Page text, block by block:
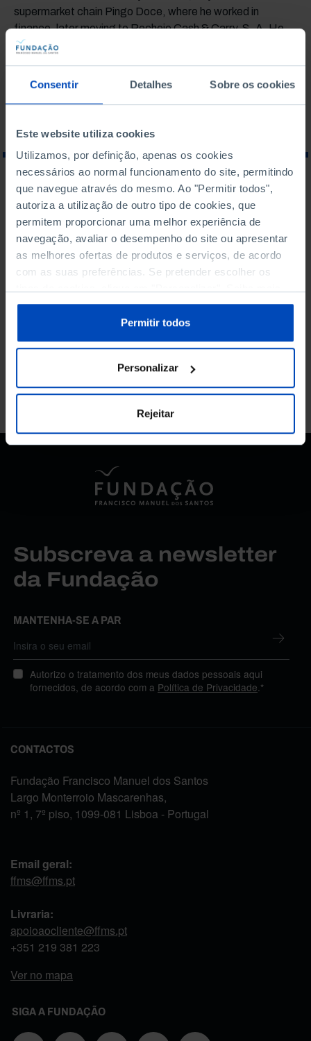
Consentir Detalhes Sobre os cookies
Este website utiliza cookies
Utilizamos, por definição, apenas os cookies
necessários ao normal funcionamento do site, permitindo
que navegue através do mesmo. Ao "Permitir todos",
autoriza a utilização de outro tipo de cookies, que
permitem proporcionar uma melhor experiência de
navegação, avaliar o desempenho do site ou apresentar
as melhores ofertas de produtos e serviços, de acordo
com as suas preferências. Se pretender escolher os
sobre cookies através da gestão de preferências ou da
Política de Cookies.
Permitir todos
Personalizar
Rejeitar
supermarket chain Pingo Doce, where he worked in
finance, later moving to Recheio Cash & Carry, S. A. He
was controller for Grupo JMR. He is currently president of
O QUE PROCURA?
Para pesquisar uma expressão coloque-a entre aspas
Não foram encontrados
resultados para esta
Subscreva a newsletter
da Fundação
MANTENHA-SE A PAR
Autorizo o tratamento dos meus dados pessoais aqui
fornecidos, de acordo com a Política de Privacidade .*
CONTACTOS
Fundação Francisco Manuel dos Santos
Largo Monterroio Mascarenhas,
nº 1, 7º piso, 1099-081 Lisboa - Portugal
Email geral:
ffms@ffms.pt
Livraria:
apoioaocliente@ffms.pt
+351 219 381 223
Ver no mapa
SIGA A FUNDAÇÃO